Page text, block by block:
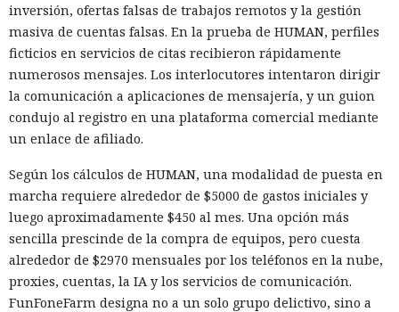
inversión, ofertas falsas de trabajos remotos y la gestión
masiva de cuentas falsas. En la prueba de HUMAN, perfiles
ficticios en servicios de citas recibieron rápidamente
numerosos mensajes. Los interlocutores intentaron dirigir
la comunicación a aplicaciones de mensajería, y un guion
condujo al registro en una plataforma comercial mediante
un enlace de afiliado.
Según los cálculos de HUMAN, una modalidad de puesta en
marcha requiere alrededor de $5000 de gastos iniciales y
luego aproximadamente $450 al mes. Una opción más
sencilla prescinde de la compra de equipos, pero cuesta
alrededor de $2970 mensuales por los teléfonos en la nube,
proxies, cuentas, la IA y los servicios de comunicación.
FunFoneFarm designa no a un solo grupo delictivo, sino a
Los cazadores se convirtieron
en presa: un investigador espió
durante dos años a hackers de
Corea del Norte a través de sus
propios chats de trabajo.
10:18 / 09.08.2026
Ciberdelincuentes buscaban carteras de criptomonedas
mientras un desconocido permanecía sentado a sus
espaldas.